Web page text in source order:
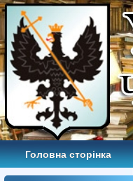
Головна сторінка